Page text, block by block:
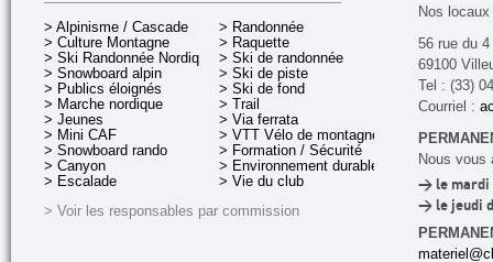
> Alpinisme / Cascade
> Culture Montagne
> Ski Randonnée Nordique
> Snowboard alpin
> Publics éloignés
> Marche nordique
> Jeunes
> Mini CAF
> Snowboard rando
> Canyon
> Escalade
> Randonnée
> Raquette
> Ski de randonnée
> Ski de piste
> Ski de fond
> Trail
> Via ferrata
> VTT Vélo de montagne
> Formation / Sécurité
> Environnement durable
> Vie du club
> Voir les responsables par commission
Nos
56 rue du
69100
Tel : (33)
Courriel :
Nous vous
> le mardi
> le jeudi